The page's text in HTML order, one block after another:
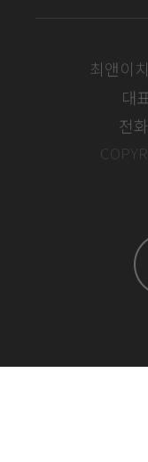
최앤이
대
전